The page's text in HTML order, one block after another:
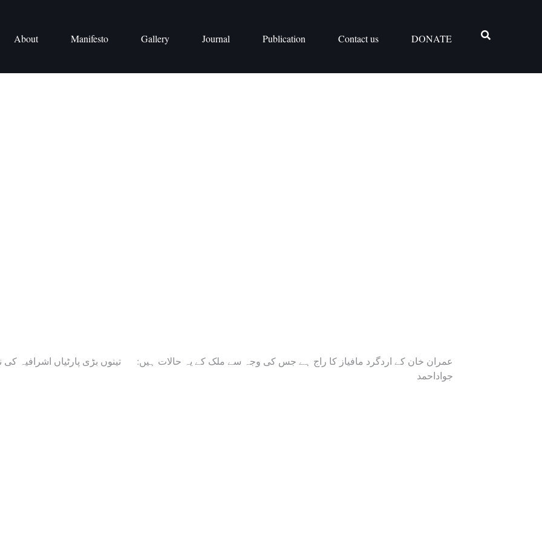
About Manifesto Gallery Journal Publication Contact us DONATE
تینوں بڑی پارٹیاں اشرافیہ
عمران خان کے اردگرد مافیاز کا راج ہے جس کی وجہ سے ملک کے یہ حالات ہیں:
جواداحمد